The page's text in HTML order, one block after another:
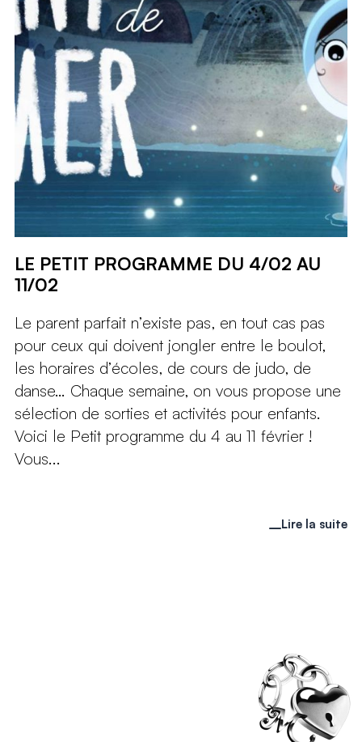
LE PETIT PROGRAMME DU 4/02 AU
11/02
Le parent parfait n’existe pas, en tout cas pas
pour ceux qui doivent jongler entre le boulot,
les horaires d’écoles, de cours de judo, de
danse… Chaque semaine, on vous propose une
sélection de sorties et activités pour enfants.
Voici le Petit programme du 4 au 11 février !
Vous...
Lire la suite